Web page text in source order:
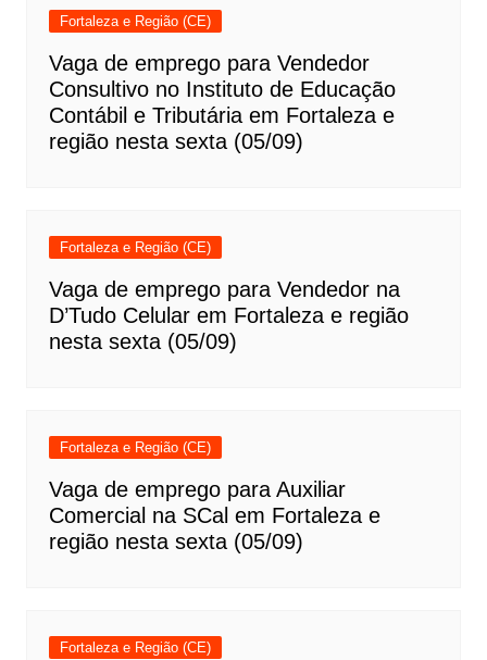
Fortaleza e Região (CE)
Vaga de emprego para Vendedor
Consultivo no Instituto de Educação
Contábil e Tributária em Fortaleza e
região nesta sexta (05/09)
Fortaleza e Região (CE)
Vaga de emprego para Vendedor na
D’Tudo Celular em Fortaleza e região
nesta sexta (05/09)
Fortaleza e Região (CE)
Vaga de emprego para Auxiliar
Comercial na SCal em Fortaleza e
região nesta sexta (05/09)
Fortaleza e Região (CE)